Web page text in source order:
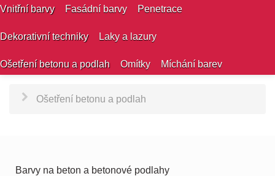
Vnitřní barvy Fasádní barvy Penetrace
Dekorativní techniky Laky a lazury
Ošetření betonu a podlah Omítky Míchání barev
Ošetření betonu a podlah
Barvy na beton a betonové podlahy